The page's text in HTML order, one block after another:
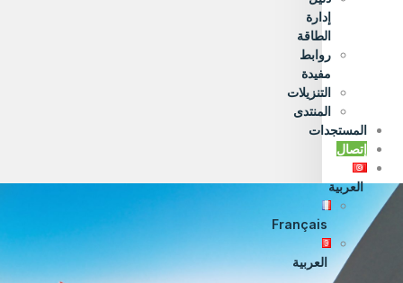
إدارة
الطاقة
روابط
مفيدة
التنزيلات
المنتدى
المستجدات
إتصال
العربية
Français
العربية